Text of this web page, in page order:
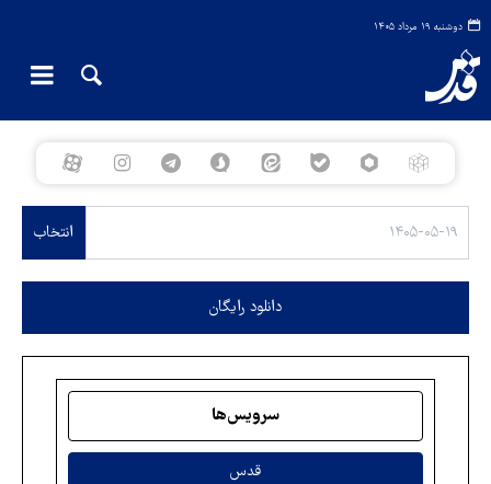
دوشنبه ۱۹ مرداد ۱۴۰۵
انتخاب
دانلود رایگان
سرویس‌ها
قدس